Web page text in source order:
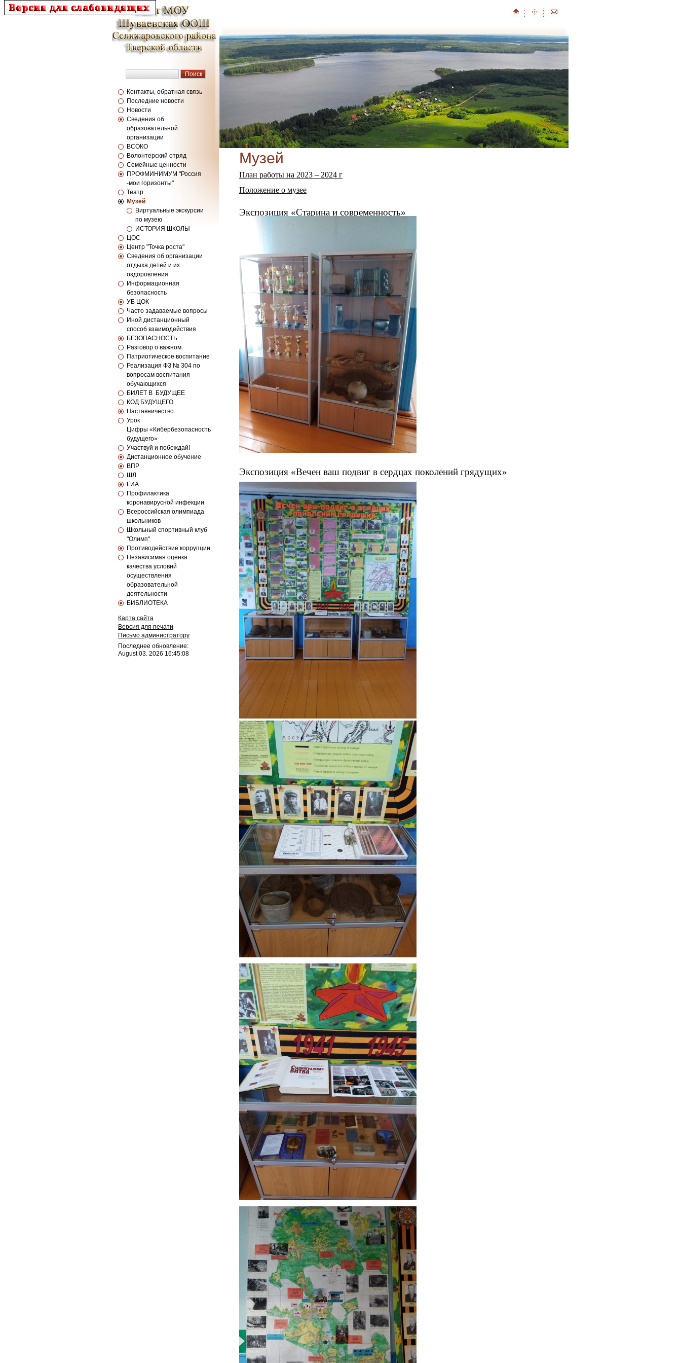
Контакты, обратная связь
Последние новости
Новости
Сведения об
образовательной
организации
ВСОКО
Волонтерский отряд
Семейные ценности
ПРОФМИНИМУМ "Россия
-мои горизонты"
Театр
Музей
Виртуальные экскурсии
по музею
ИСТОРИЯ ШКОЛЫ
ЦОС
Центр "Точка роста"
Сведения об организации
отдыха детей и их
оздоровления
Информационная
безопасность
УБ ЦОК
Часто задаваемые вопросы
Иной дистанционный
способ взаимодействия
БЕЗОПАСНОСТЬ
Разговор о важном
Патриотическое воспитание
Реализация ФЗ № 304 по
вопросам воспитания
обучающихся
БИЛЕТ В БУДУЩЕЕ
КОД БУДУЩЕГО
Наставничество
Урок
Цифры «Кибербезопасность
будущего»
Участвуй и побеждай!
Дистанционное обучение
ВПР
ШЛ
ГИА
Профилактика
коронавирусной инфекции
Всероссийская олимпиада
школьников
Школьный спортивный клуб
"Олимп"
Противодействие коррупции
Независимая оценка
качества условий
осуществления
образовательной
деятельности
БИБЛИОТЕКА
Карта сайта
Версия для печати
Письмо администратору
Последнее обновление:
August 03. 2026 16:45:08
Музей
План работы на 2023 – 2024 г
Положение о музее
Экспозиция «Старина и современность»
Экспозиция «Вечен ваш подвиг в сердцах поколений грядущих»